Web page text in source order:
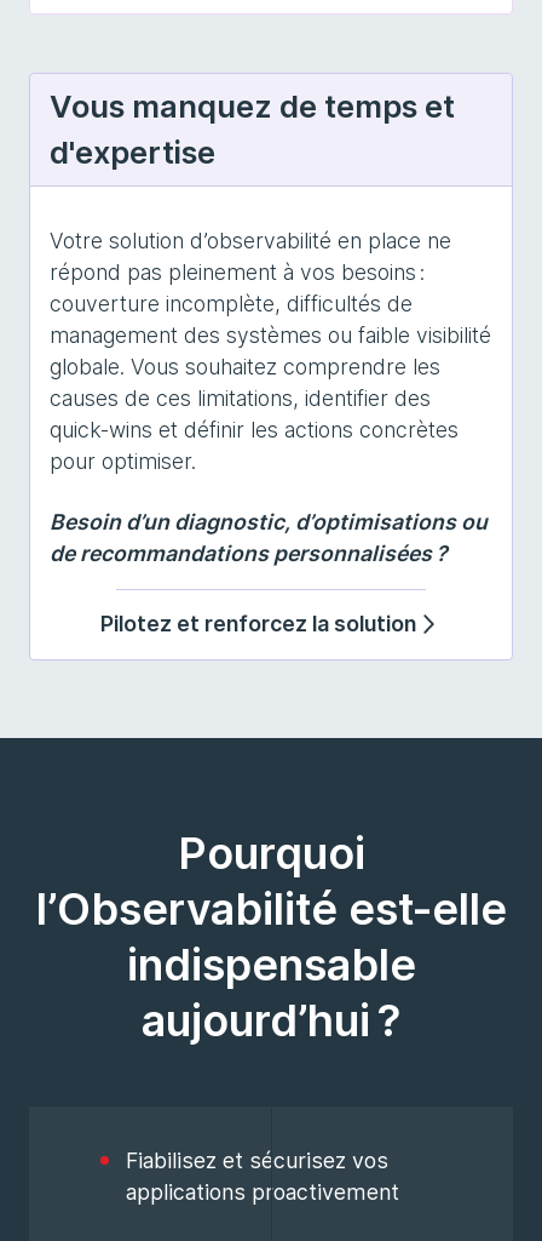
Vous manquez de temps et
d'expertise
Votre solution d’observabilité en place ne
répond pas pleinement à vos besoins :
couverture incomplète, difficultés de
management des systèmes ou faible visibilité
globale. Vous souhaitez comprendre les
causes de ces limitations, identifier des
quick-wins et définir les actions concrètes
pour optimiser.
Besoin d’un diagnostic, d’optimisations ou
de recommandations personnalisées ?
Pilotez et renforcez la solution
Pourquoi
l’Observabilité est-elle
indispensable
aujourd’hui ?
Fiabilisez et sécurisez vos
applications proactivement